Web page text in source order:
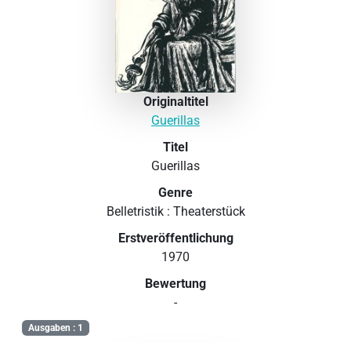
Originaltitel
Guerillas
Titel
Guerillas
Genre
Belletristik : Theaterstück
Erstveröffentlichung
1970
Bewertung
-
Ausgaben : 1